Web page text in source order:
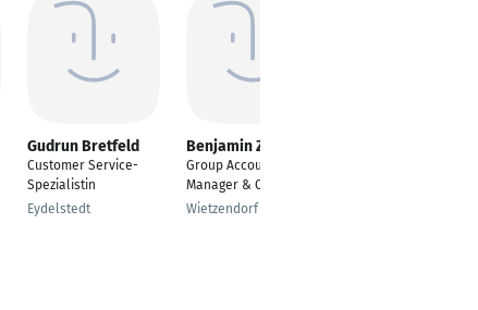
Gudrun Bretfeld
Customer Service-
Spezialistin
Eydelstedt
Benjamin Zabel
Group Accounting
Manager & Controller
Wietzendorf